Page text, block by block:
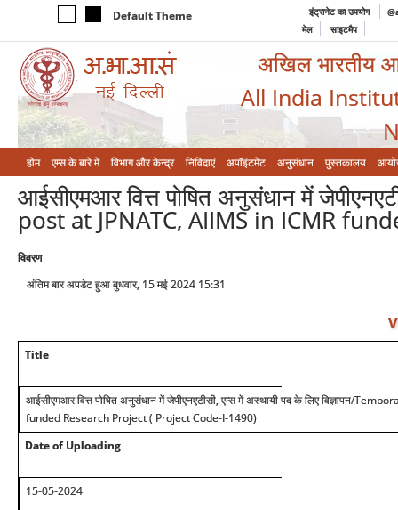
Default Theme इंट्रानेट का उपयोग
मेल
साइटमैप
अखिल भारतीय
All India
होम एम्‍स के बारे में विभाग और केन्‍द्र निविदाएं अपॉइंटमेंट अनुसंधान पुस्तकालय
आईसीएमआर वित्त पोषित अनुसंधान में
post at JPNATC, AIIMS in ICMR
विवरण
अंतिम बार अपडेट हुआ बुधवार, 15 मई 2024 15:31
Title
आईसीएमआर वित्त पोषित अनुसंधान में जेपीएनएटीसी, एम्स में अस्थायी पद के लिए विज्ञापन/
funded Research Project ( Project Code-I-1490)
Date of Uploading
15-05-2024